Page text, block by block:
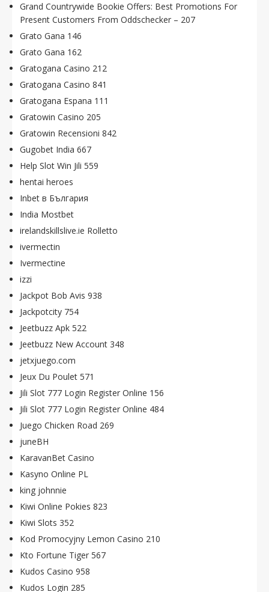
Grand Countrywide Bookie Offers: Best Promotions For
Present Customers From Oddschecker – 207
Grato Gana 146
Grato Gana 162
Gratogana Casino 212
Gratogana Casino 841
Gratogana Espana 111
Gratowin Casino 205
Gratowin Recensioni 842
Gugobet India 667
Help Slot Win Jili 559
hentai heroes
Inbet в България
India Mostbet
irelandskillslive.ie Rolletto
ivermectin
Ivermectine
izzi
Jackpot Bob Avis 938
Jackpotcity 754
Jeetbuzz Apk 522
Jeetbuzz New Account 348
jetxjuego.com
Jeux Du Poulet 571
Jili Slot 777 Login Register Online 156
Jili Slot 777 Login Register Online 484
Juego Chicken Road 269
juneBH
KaravanBet Casino
Kasyno Online PL
king johnnie
Kiwi Online Pokies 823
Kiwi Slots 352
Kod Promocyjny Lemon Casino 210
Kto Fortune Tiger 567
Kudos Casino 958
Kudos Login 285